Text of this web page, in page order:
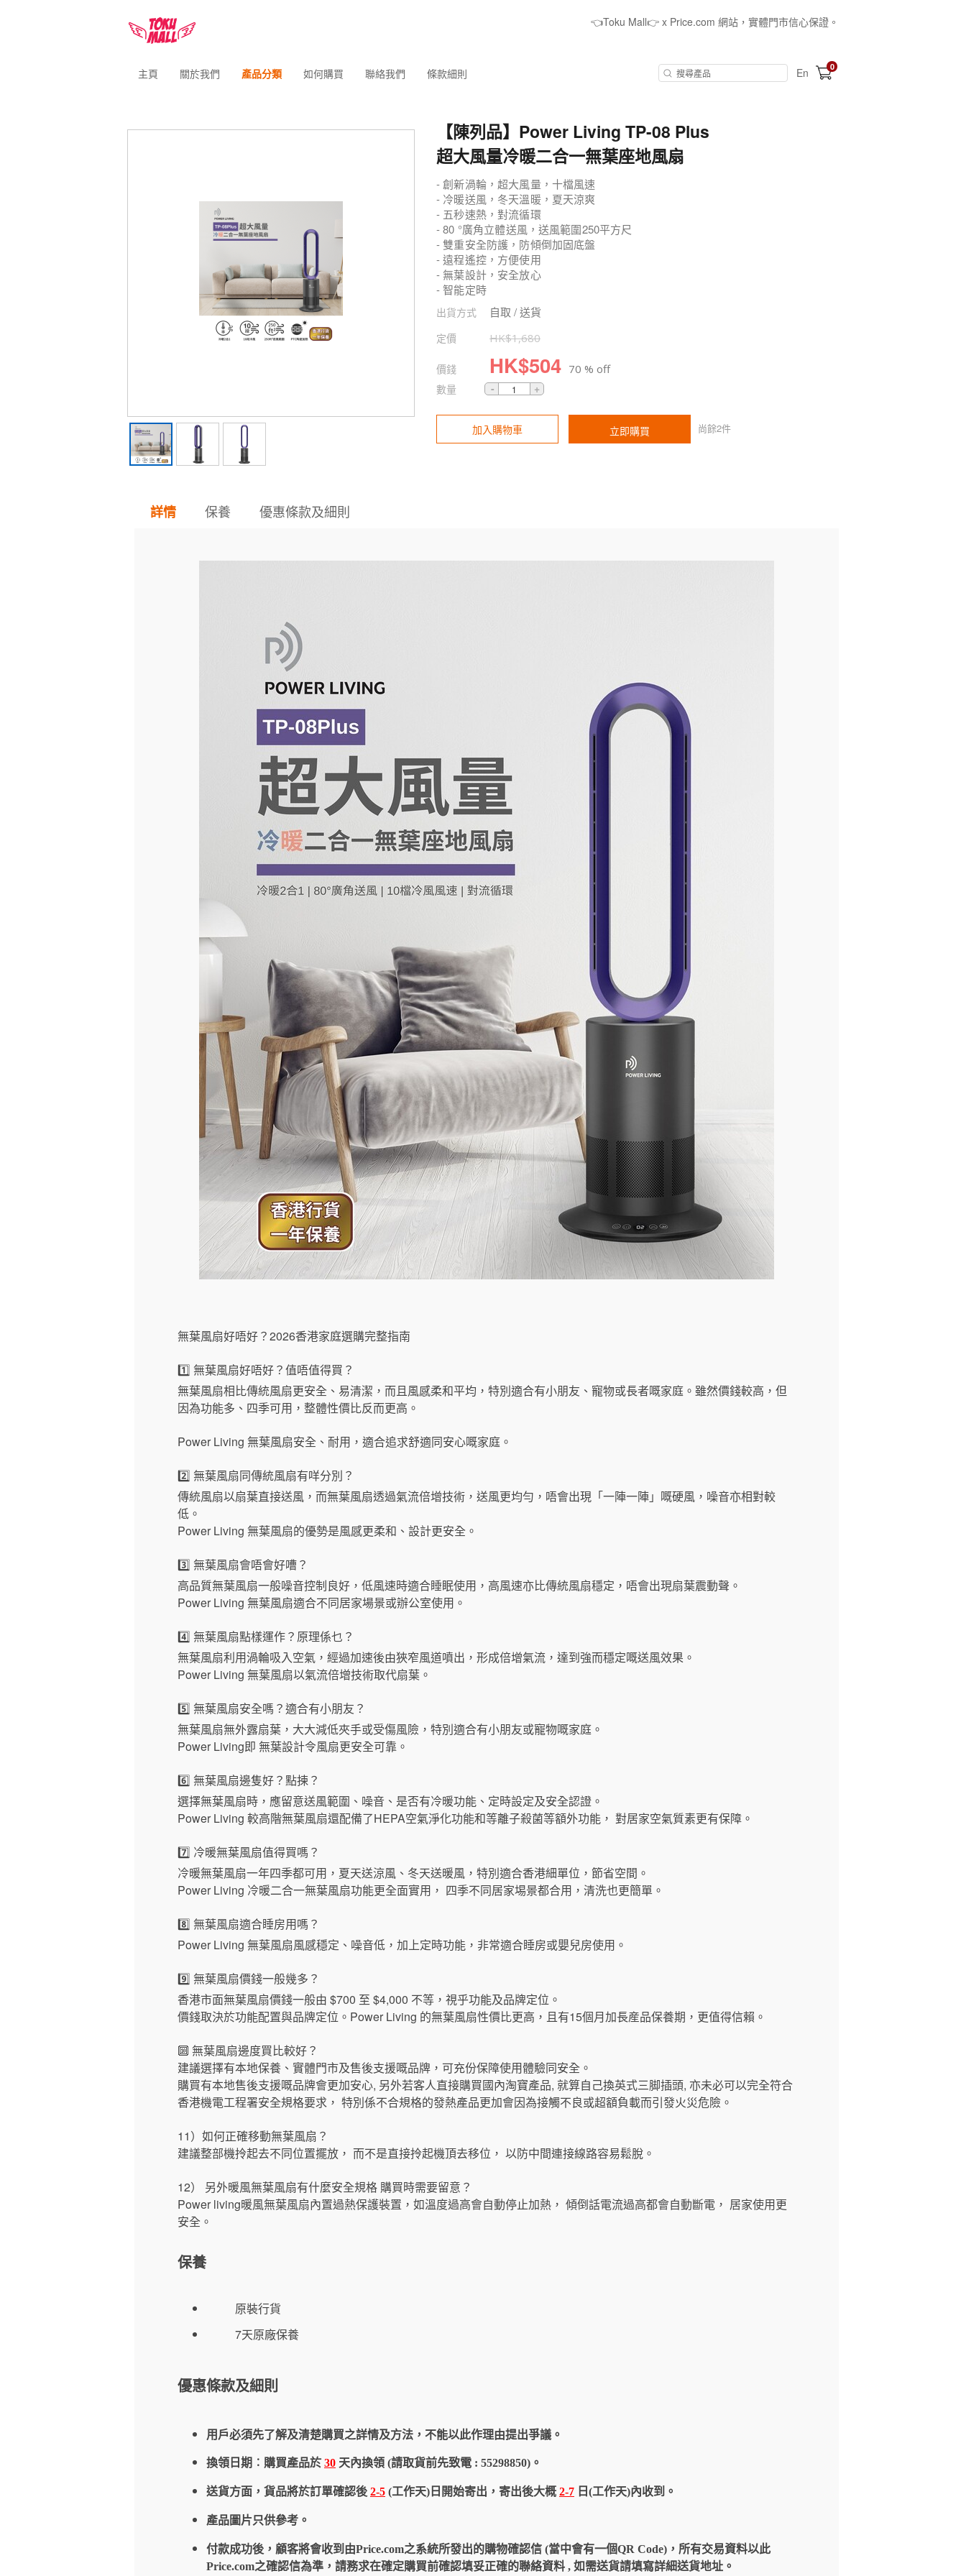
👈Toku Mall👉 x Price.com 網站，實體門市信心保證。
主頁 關於我們 產品分類 如何購買 聯絡我們 條款細則 En 0
【陳列品】Power Living TP-08 Plus
超大風量冷暖二合一無葉座地風扇
- 創新渦輪，超大風量，十檔風速
- 冷暖送風，冬天溫暖，夏天涼爽
- 五秒速熱，對流循環
- 80 °廣角立體送風，送風範圍250平方尺
- 雙重安全防護，防傾倒加固底盤
- 遠程遙控，方便使用
- 無葉設計，安全放心
- 智能定時
出貨方式 自取 / 送貨
定價 HK$1,680
價錢 HK$504 70 % off
數量
加入購物車 立即購買 尚餘2件
詳情 保養 優惠條款及細則
無葉風扇好唔好？2026香港家庭選購完整指南
1️⃣ 無葉風扇好唔好？值唔值得買？
無葉風扇相比傳統風扇更安全、易清潔，而且風感柔和平均，特別適合有小朋友、寵物或長者嘅家庭。雖然價錢較高，但
因為功能多、四季可用，整體性價比反而更高。
Power Living 無葉風扇安全、耐用，適合追求舒適同安心嘅家庭。
2️⃣ 無葉風扇同傳統風扇有咩分別？
傳統風扇以扇葉直接送風，而無葉風扇透過氣流倍增技術，送風更均勻，唔會出現「一陣一陣」嘅硬風，噪音亦相對較
低。
Power Living 無葉風扇的優勢是風感更柔和、設計更安全。
3️⃣ 無葉風扇會唔會好嘈？
高品質無葉風扇一般噪音控制良好，低風速時適合睡眠使用，高風速亦比傳統風扇穩定，唔會出現扇葉震動聲。
Power Living 無葉風扇適合不同居家場景或辦公室使用。
4️⃣ 無葉風扇點樣運作？原理係乜？
無葉風扇利用渦輪吸入空氣，經過加速後由狹窄風道噴出，形成倍增氣流，達到強而穩定嘅送風效果。
Power Living 無葉風扇以氣流倍增技術取代扇葉。
5️⃣ 無葉風扇安全嗎？適合有小朋友？
無葉風扇無外露扇葉，大大減低夾手或受傷風險，特別適合有小朋友或寵物嘅家庭。
Power Living即 無葉設計令風扇更安全可靠。
6️⃣ 無葉風扇邊隻好？點揀？
選擇無葉風扇時，應留意送風範圍、噪音、是否有冷暖功能、定時設定及安全認證。
Power Living 較高階無葉風扇還配備了HEPA空氣淨化功能和等離子殺菌等額外功能， 對居家空氣質素更有保障。
7️⃣ 冷暖無葉風扇值得買嗎？
冷暖無葉風扇一年四季都可用，夏天送涼風、冬天送暖風，特別適合香港細單位，節省空間。
Power Living 冷暖二合一無葉風扇功能更全面實用， 四季不同居家埸景都合用，清洗也更簡單。
8️⃣ 無葉風扇適合睡房用嗎？
Power Living 無葉風扇風感穩定、噪音低，加上定時功能，非常適合睡房或嬰兒房使用。
9️⃣ 無葉風扇價錢一般幾多？
香港市面無葉風扇價錢一般由 $700 至 $4,000 不等，視乎功能及品牌定位。
價錢取決於功能配置與品牌定位。Power Living 的無葉風扇性價比更高，且有15個月加長産品保養期，更值得信賴。
🔟 無葉風扇邊度買比較好？
建議選擇有本地保養、實體門市及售後支援嘅品牌，可充份保障使用體驗同安全。
購買有本地售後支援嘅品牌會更加安心, 另外若客人直接購買國內淘寶產品, 就算自己換英式三脚插頭, 亦未必可以完全符合
香港機電工程署安全規格要求， 特別係不合規格的發熱產品更加會因為接觸不良或超額負載而引發火災危險。
11）如何正確移動無葉風扇？
建議整部機拎起去不同位置擺放， 而不是直接拎起機頂去移位， 以防中間連接線路容易鬆脫。
12） 另外暖風無葉風扇有什麼安全規格 購買時需要留意？
Power living暖風無葉風扇內置過熱保護裝置，如溫度過高會自動停止加熱， 傾倒話電流過高都會自動斷電， 居家使用更
安全。
保養
原裝行貨
7天原廠保養
優惠條款及細則
用戶必須先了解及清楚購買之詳情及方法，不能以此作理由提出爭議。
換領日期︰購買產品於 30 天內換領 (請取貨前先致電 : 55298850)。
送貨方面，貨品將於訂單確認後 2-5 (工作天)日開始寄出，寄出後大概 2-7 日(工作天)內收到。
產品圖片只供參考。
付款成功後，顧客將會收到由Price.com之系統所發出的購物確認信 (當中會有一個QR Code)，所有交易資料以此
Price.com之確認信為準，請務求在確定購買前確認填妥正確的聯絡資料 , 如需送貨請填寫詳細送貨地址。